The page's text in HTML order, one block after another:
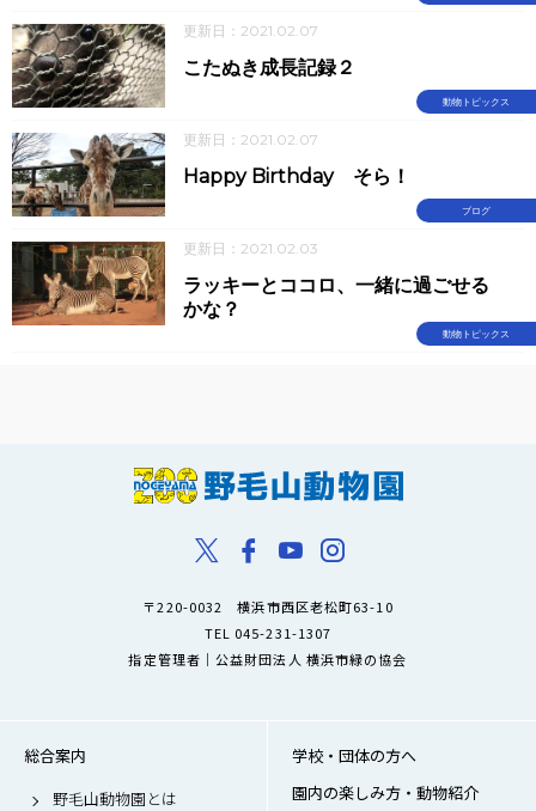
更新日：2021.02.07
動物トピックス
こたぬき成長記録２
更新日：2021.02.07
ブログ
Happy Birthday そら！
更新日：2021.02.03
動物トピックス
ラッキーとココロ、一緒に過ごせる
かな？
〒220-0032 横浜市西区老松町63-10
TEL 045-231-1307
指定管理者｜公益財団法人 横浜市緑の協会
総合案内
野毛山動物園とは
学校・団体の方へ
園内の楽しみ方・動物紹介